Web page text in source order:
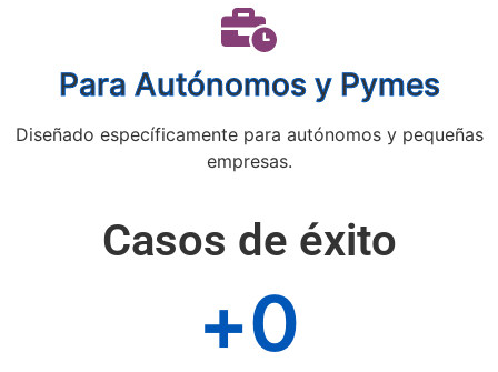
Para Autónomos y Pymes
Diseñado específicamente para autónomos y pequeñas
empresas.
Casos de éxito
+0